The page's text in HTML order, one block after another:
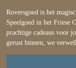
Roversgoed is het
Speelgoed in het Friese
prachtige cadeaus voor
gerust binnen, we